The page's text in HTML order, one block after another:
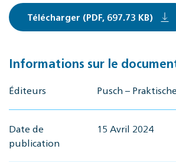
Télécharger (PDF, 697.73 KB)
Informations sur le
Éditeurs Pusch –
Date de
publication
15 Avril 2024